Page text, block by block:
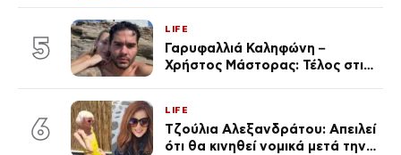
καθεμία…» (Βίντεο)
5
LIFE
Γαρυφαλλιά Καληφώνη –
Χρήστος Μάστορας: Τέλος στις
6
LIFE
Τζούλια Αλεξανδράτου: Απειλεί
ότι θα κινηθεί νομικά μετά την